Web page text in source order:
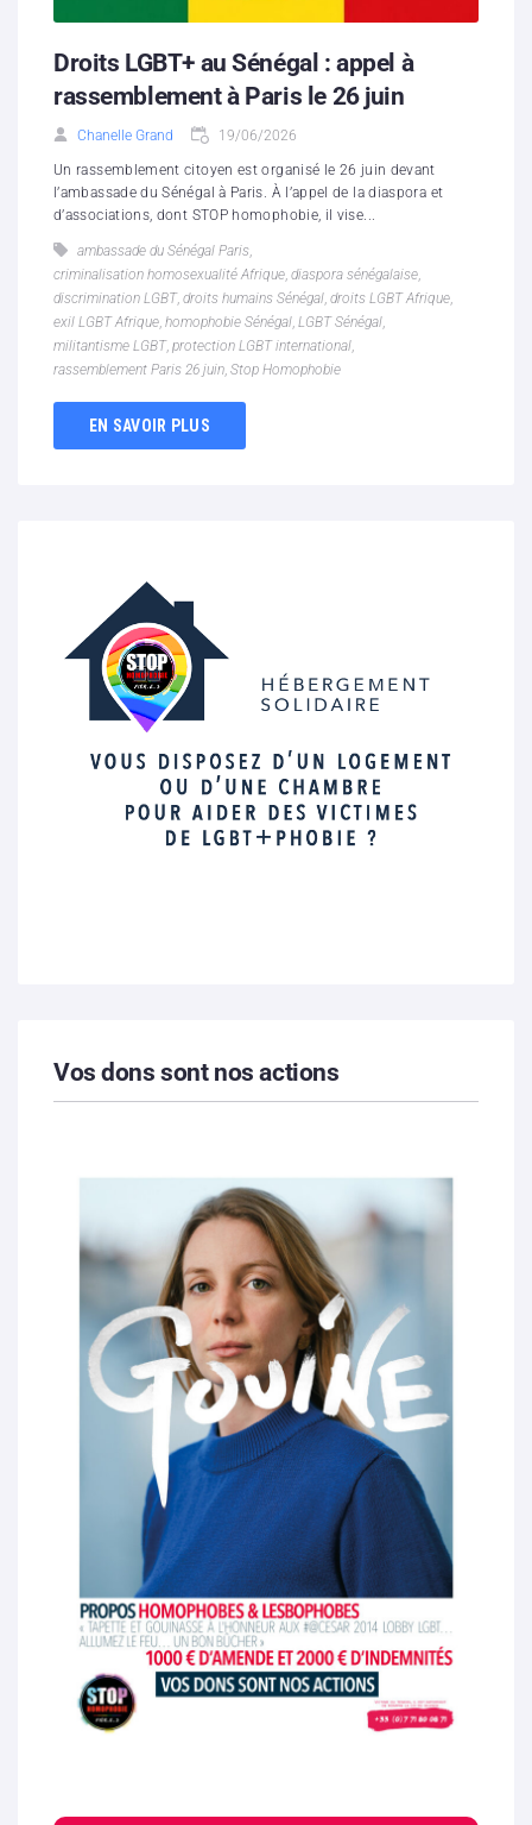
Droits LGBT+ au Sénégal : appel à
rassemblement à Paris le 26 juin
Chanelle Grand 19/06/2026
Un rassemblement citoyen est organisé le 26 juin devant
l’ambassade du Sénégal à Paris. À l’appel de la diaspora et
d’associations, dont STOP homophobie, il vise...
ambassade du Sénégal Paris,
criminalisation homosexualité Afrique, diaspora sénégalaise,
discrimination LGBT, droits humains Sénégal, droits LGBT Afrique,
exil LGBT Afrique, homophobie Sénégal, LGBT Sénégal,
militantisme LGBT, protection LGBT international,
rassemblement Paris 26 juin, Stop Homophobie
EN SAVOIR PLUS
Vos dons sont nos actions